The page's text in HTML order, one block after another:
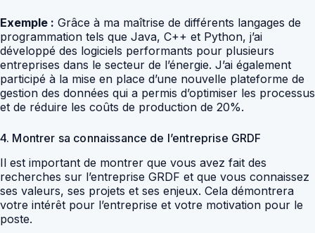
Exemple : Grâce à ma maîtrise de différents langages de
programmation tels que Java, C++ et Python, j’ai
développé des logiciels performants pour plusieurs
entreprises dans le secteur de l’énergie. J’ai également
participé à la mise en place d’une nouvelle plateforme de
gestion des données qui a permis d’optimiser les processus
et de réduire les coûts de production de 20%.
4. Montrer sa connaissance de l’entreprise GRDF
Il est important de montrer que vous avez fait des
recherches sur l’entreprise GRDF et que vous connaissez
ses valeurs, ses projets et ses enjeux. Cela démontrera
votre intérêt pour l’entreprise et votre motivation pour le
poste.